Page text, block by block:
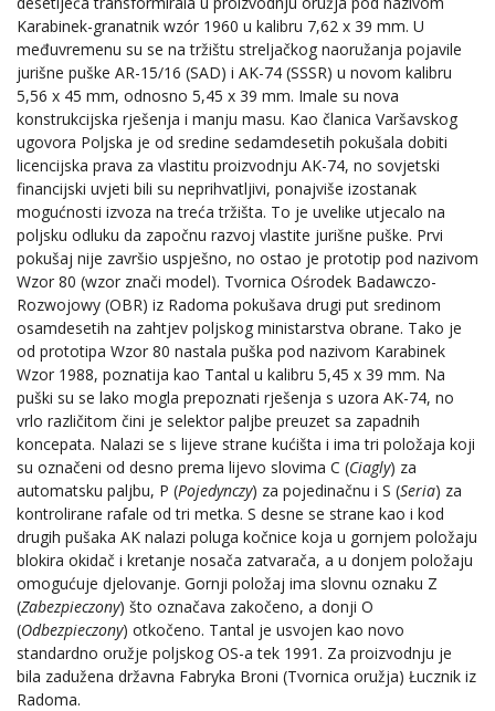
Karabinek-granatnik wzór 1960 u kalibru 7,62 x 39 mm. U
međuvremenu su se na tržištu streljačkog naoružanja pojavile
jurišne puške AR-15/16 (SAD) i AK-74 (SSSR) u novom kalibru
5,56 x 45 mm, odnosno 5,45 x 39 mm. Imale su nova
konstrukcijska rješenja i manju masu. Kao članica Varšavskog
ugovora Poljska je od sredine sedamdesetih pokušala dobiti
licencijska prava za vlastitu proizvodnju AK-74, no sovjetski
financijski uvjeti bili su neprihvatljivi, ponajviše izostanak
mogućnosti izvoza na treća tržišta. To je uvelike utjecalo na
poljsku odluku da započnu razvoj vlastite jurišne puške. Prvi
pokušaj nije završio uspješno, no ostao je prototip pod nazivom
Wzor 80 (wzor znači model). Tvornica Ośrodek Badawczo-
Rozwojowy (OBR) iz Radoma pokušava drugi put sredinom
osamdesetih na zahtjev poljskog ministarstva obrane. Tako je
od prototipa Wzor 80 nastala puška pod nazivom Karabinek
Wzor 1988, poznatija kao Tantal u kalibru 5,45 x 39 mm. Na
puški su se lako mogla prepoznati rješenja s uzora AK-74, no
vrlo različitom čini je selektor paljbe preuzet sa zapadnih
koncepata. Nalazi se s lijeve strane kućišta i ima tri položaja koji
su označeni od desno prema lijevo slovima C (Ciagly) za
automatsku paljbu, P (Pojedynczy) za pojedinačnu i S (Seria) za
kontrolirane rafale od tri metka. S desne se strane kao i kod
drugih pušaka AK nalazi poluga kočnice koja u gornjem položaju
blokira okidač i kretanje nosača zatvarača, a u donjem položaju
omogućuje djelovanje. Gornji položaj ima slovnu oznaku Z
(Zabezpieczony) što označava zakočeno, a donji O
(Odbezpieczony) otkočeno. Tantal je usvojen kao novo
standardno oružje poljskog OS-a tek 1991. Za proizvodnju je
bila zadužena državna Fabryka Broni (Tvornica oružja) Łucznik iz
Radoma.